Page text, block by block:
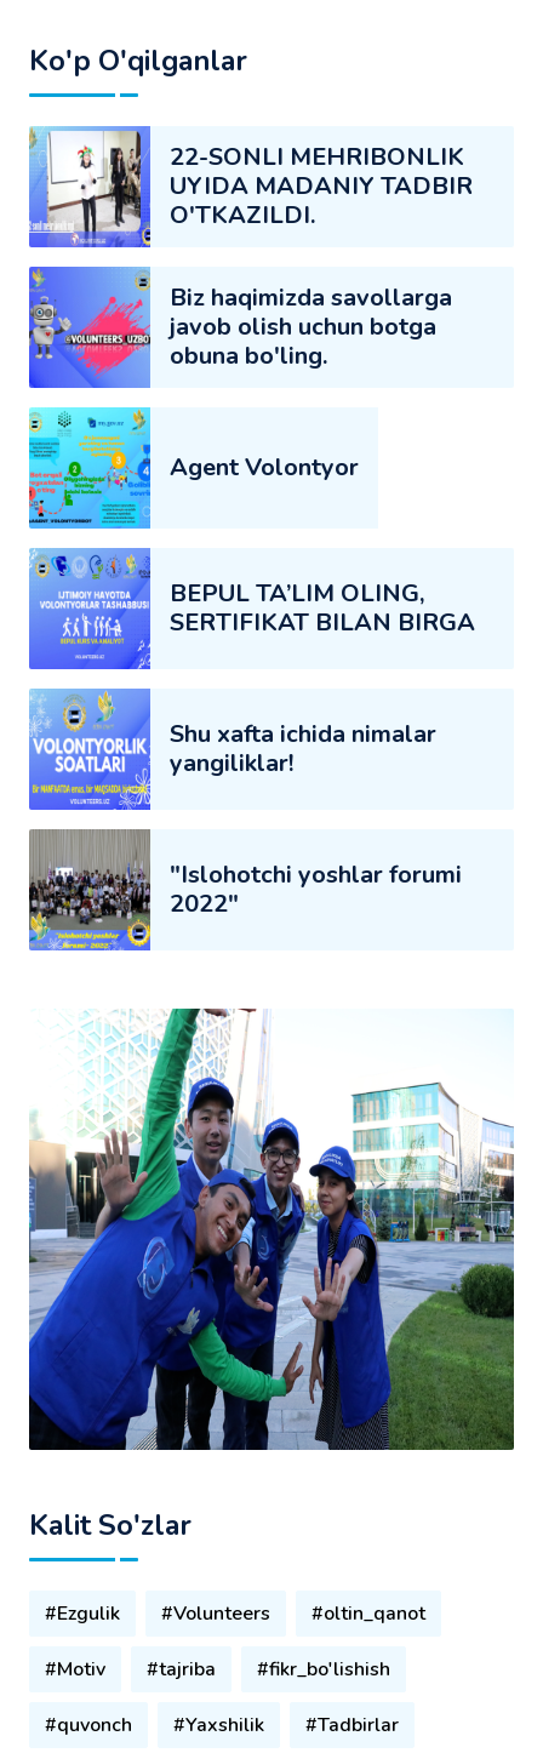
Ko'p O'qilganlar
22-SONLI MEHRIBONLIK
UYIDA MADANIY TADBIR
O'TKAZILDI.
Biz haqimizda savollarga
javob olish uchun botga
obuna bo'ling.
Agent Volontyor
BEPUL TA’LIM OLING,
SERTIFIKAT BILAN BIRGA
Shu xafta ichida nimalar
yangiliklar!
"Islohotchi yoshlar forumi
2022"
Kalit So'zlar
#Ezgulik #Volunteers #oltin_qanot
#Motiv #tajriba #fikr_bo'lishish
#quvonch #Yaxshilik #Tadbirlar